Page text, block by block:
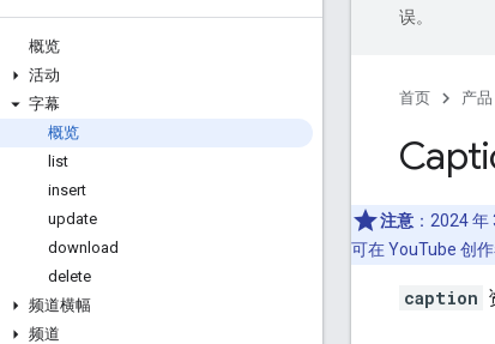
概览
活动
字幕
概览
list
insert
update
download
delete
频道横幅
频道
误。
首页 产品
注意 ：2024
可在 YouTube 创
caption